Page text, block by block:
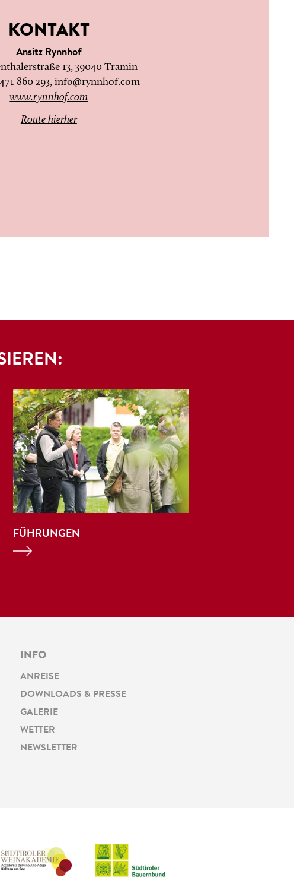
KONTAKT
Ansitz Rynnhof
13, 39040 Tramin
860 293,info@rynnhof.com
www.rynnhof.com
Route hierher
FÜHRUNGEN
INFO
ANREISE
DOWNLOADS & PRESSE
GALERIE
WETTER
NEWSLETTER